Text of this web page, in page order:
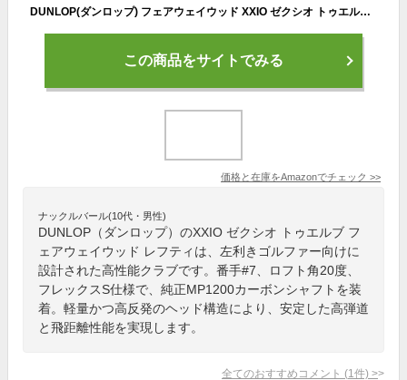
DUNLOP(ダンロップ) フェアウェイウッド XXIO ゼクシオ トゥエルブ フェアウェイウッド レフティ 【カタログ純正シャフト装着モデル】 MP1200 シャフト カーボン メンズ 左 ロフト角:20度番手:#7 フレックス:S
この商品をサイトでみる
価格と在庫をAmazonでチェック >>
ナックルバール(10代・男性)
DUNLOP（ダンロップ）のXXIO ゼクシオ トゥエルブ フ
ェアウェイウッド レフティは、左利きゴルファー向けに
設計された高性能クラブです。番手#7、ロフト角20度、
フレックスS仕様で、純正MP1200カーボンシャフトを装
着。軽量かつ高反発のヘッド構造により、安定した高弾道
と飛距離性能を実現します。
全てのおすすめコメント (1 件) >